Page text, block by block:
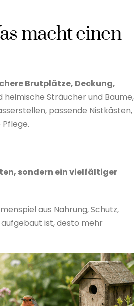
macht einen
Brutplätze, Deckung,
heimische Sträucher und Bäume,
passende Nistkästen,
sondern ein vielfältiger
aus Nahrung, Schutz,
ist, desto mehr